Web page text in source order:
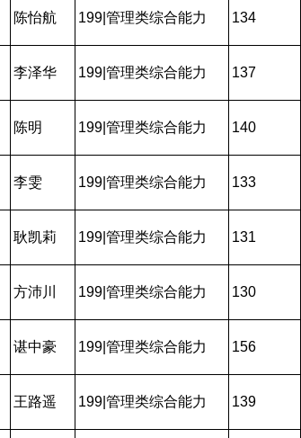
陈怡航 199|管理类综合能力 134
李泽华 199|管理类综合能力 137
陈明 199|管理类综合能力 140
李雯 199|管理类综合能力 133
耿凯莉 199|管理类综合能力 131
方沛川 199|管理类综合能力 130
谌中豪 199|管理类综合能力 156
王路遥 199|管理类综合能力 139